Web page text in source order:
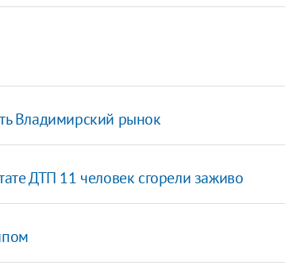
Владимирский рынок
ДТП 11 человек сгорели заживо